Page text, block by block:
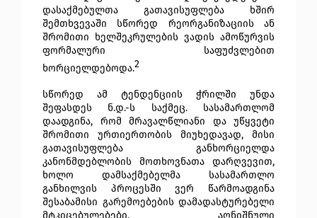
დასაქმებულთა გათავისუფლება ხშირ
შემთხვევაში სწორედ რეორგანიზაციის ან
შრომითი ხელშეკრულების ვადის ამოწურვის
ფორმალური საფუძვლებით
ხორციელდებოდა.2
სწორედ ამ ტენდენციის ჭრილში უნდა
შეფასდეს ნ.დ.-ს საქმეც. სასამართლომ
დაადგინა, რომ მრავალწლიანი და უწყვეტი
შრომითი ურთიერთობის მიუხედავად, მისი
გათავისუფლება განხორციელდა
კანონმდებლობის მოთხოვნათა დარღვევით,
ხოლო დამსაქმებელმა სასამართლო
განხილვის პროცესში ვერ წარმოადგინა
შესაბამისი გარემოებების დამადასტურებელი